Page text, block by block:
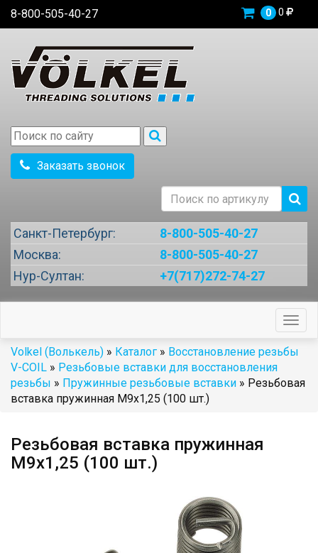
8-800-505-40-27 0 0
Заказать звонок
Санкт-Петербург:
8-800-505-40-27
Москва:
8-800-505-40-27
Нур-Султан:
+7(717)272-74-27
Volkel (Волькель) » Каталог » Восстановление резьбы
V-COIL » Резьбовые вставки для восстановления
резьбы » Пружинные резьбовые вставки » Резьбовая
вставка пружинная M9x1,25 (100 шт.)
Резьбовая вставка пружинная
M9x1,25 (100 шт.)